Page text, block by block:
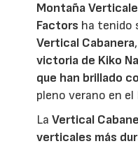
Montaña
Factors ha tenido
Vertical Cabanera
victoria de Kiko
que han brillado
pleno verano en el
LaVertical
verticales más